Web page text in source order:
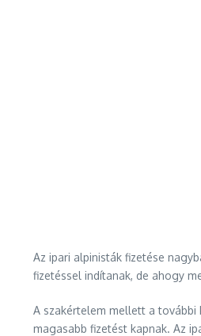
Az ipari alpinisták fizetése
fizetéssel indítanak, de ahogy
A szakértelem mellett a további
magasabb fizetést kapnak. Az